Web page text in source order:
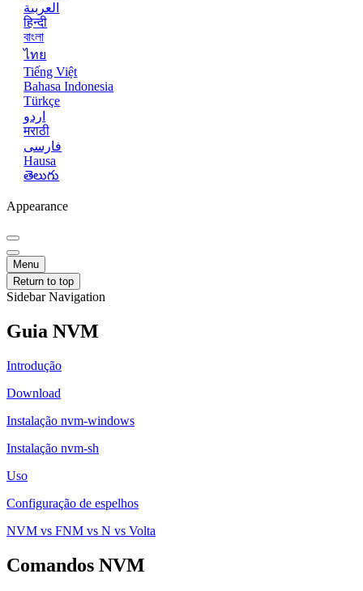
العربية
हिन्दी
বাংলা
ไทย
Tiếng Việt
Bahasa Indonesia
Türkçe
اردو
मराठी
فارسی
Hausa
తెలుగు
Appearance
Menu
Return to top
Sidebar Navigation
Guia NVM
Introdução
Download
Instalação nvm-windows
Instalação nvm-sh
Uso
Configuração de espelhos
NVM vs FNM vs N vs Volta
Comandos NVM